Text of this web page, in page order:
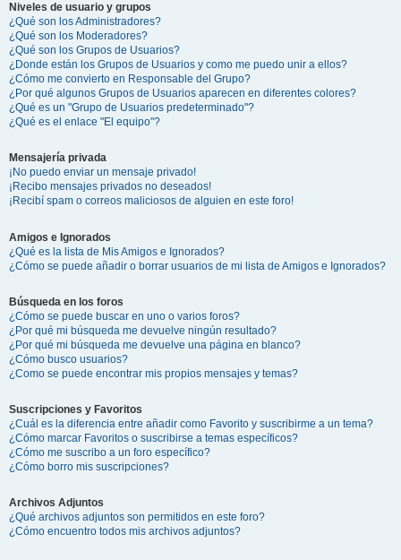
Niveles de usuario y grupos
¿Qué son los Administradores?
¿Qué son los Moderadores?
¿Qué son los Grupos de Usuarios?
¿Donde están los Grupos de Usuarios y como me puedo unir a ellos?
¿Cómo me convierto en Responsable del Grupo?
¿Por qué algunos Grupos de Usuarios aparecen en diferentes colores?
¿Qué es un "Grupo de Usuarios predeterminado"?
¿Qué es el enlace "El equipo"?
Mensajería privada
¡No puedo enviar un mensaje privado!
¡Recibo mensajes privados no deseados!
¡Recibí spam o correos maliciosos de alguien en este foro!
Amigos e Ignorados
¿Qué es la lista de Mis Amigos e Ignorados?
¿Cómo se puede añadir o borrar usuarios de mi lista de Amigos e Ignorados?
Búsqueda en los foros
¿Cómo se puede buscar en uno o varios foros?
¿Por qué mi búsqueda me devuelve ningún resultado?
¿Por qué mi búsqueda me devuelve una página en blanco?
¿Cómo busco usuarios?
¿Como se puede encontrar mis propios mensajes y temas?
Suscripciones y Favoritos
¿Cuál es la diferencia entre añadir como Favorito y suscribirme a un tema?
¿Cómo marcar Favoritos o suscribirse a temas específicos?
¿Cómo me suscribo a un foro específico?
¿Cómo borro mis suscripciones?
Archivos Adjuntos
¿Qué archivos adjuntos son permitidos en este foro?
¿Cómo encuentro todos mis archivos adjuntos?